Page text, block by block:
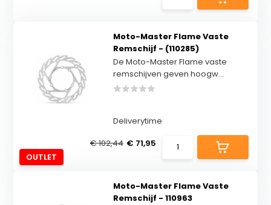
OUTLET
Moto-Master Flame Vaste
Remschijf - (110285)
De Moto-Master Flame vaste
remschijven geven hoogw...
Deliverytime
€ 102,44 € 71,95
Moto-Master Flame Vaste
Remschijf - 110963